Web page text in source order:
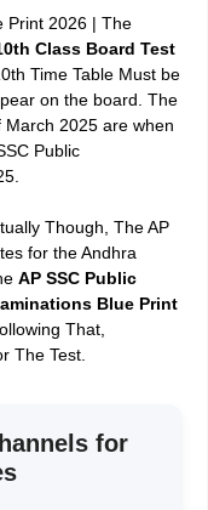
Print 2026 | The
Class Board Test
Time Table Must be
on the board. The
2025 are when
Public
Though, The AP
for the Andhra
AP SSC Public
Blue Print
That,
The Test.
for